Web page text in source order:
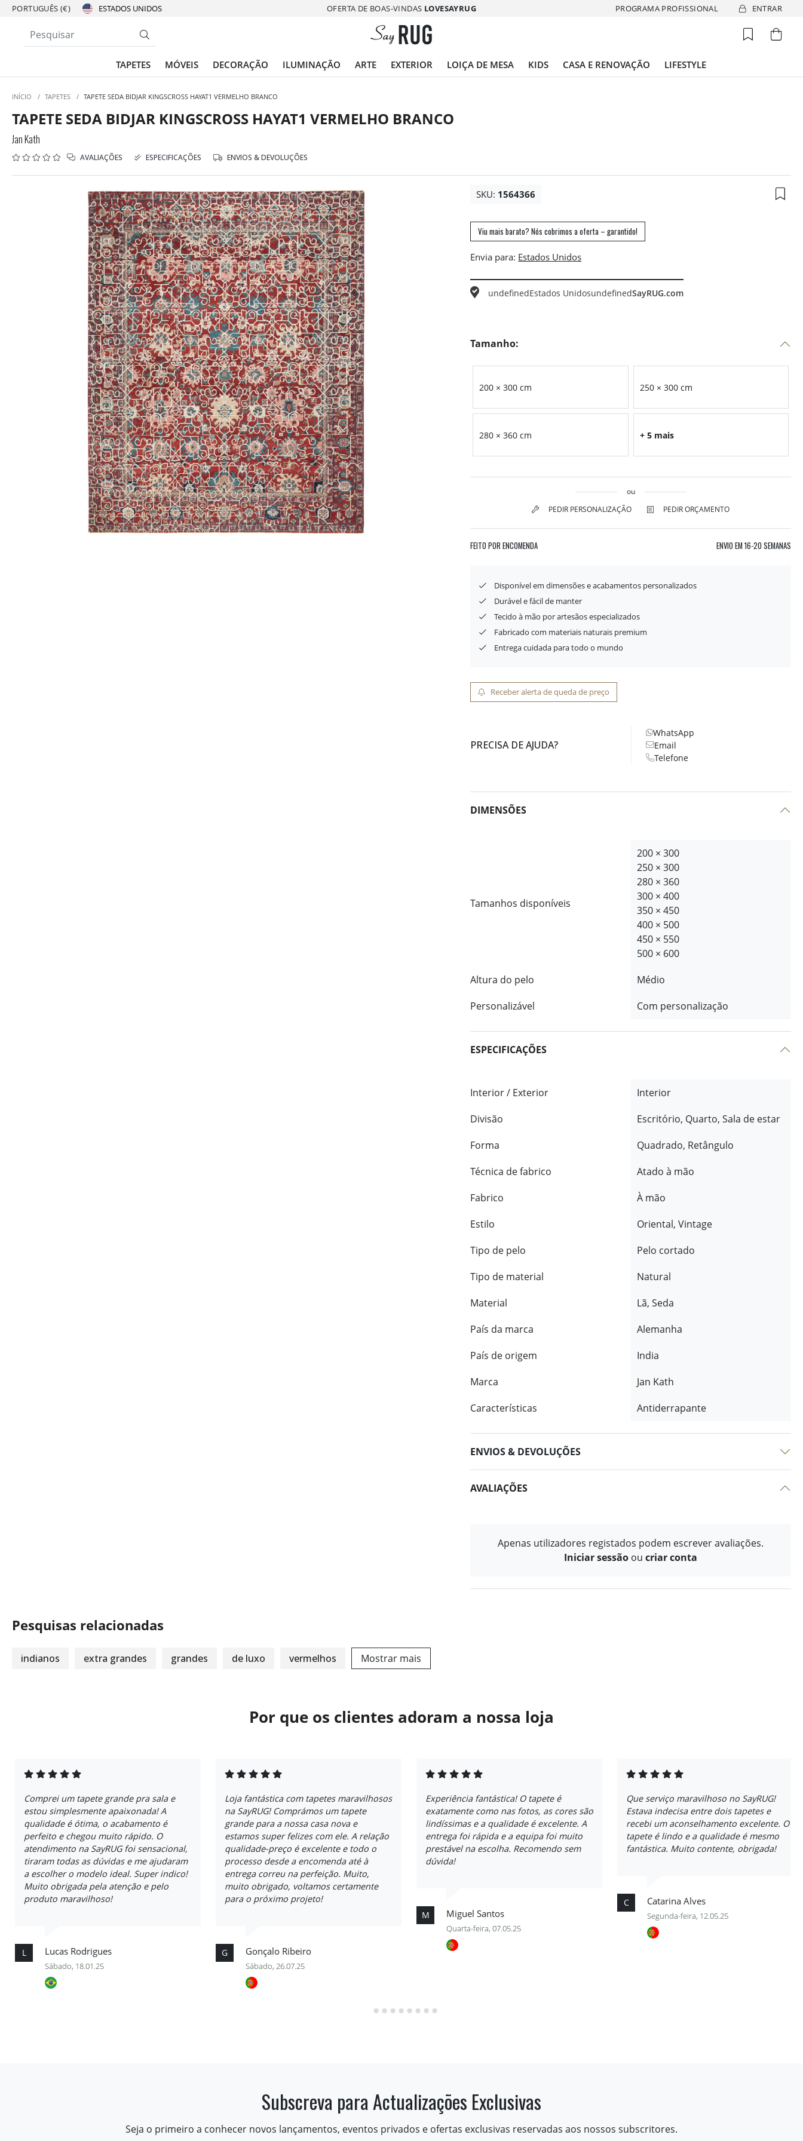
PORTUGUÊS (€) OFERTA DE BOAS-VINDAS LOVESAYRUG PROGRAMA PROFISSIONAL ENTRAR
TAPETES MÓVEIS DECORAÇÃO ILUMINAÇÃO ARTE EXTERIOR LOIÇA DE MESA KIDS CASA E RENOVAÇÃO LIFESTYLE
INÍCIO / TAPETES / TAPETE SEDA BIDJAR KINGSCROSS HAYAT1 VERMELHO BRANCO
TAPETE SEDA BIDJAR KINGSCROSS HAYAT1 VERMELHO BRANCO
Jan Kath
AVALIAÇÕES ESPECIFICAÇÕES ENVIOS & DEVOLUÇÕES
SKU: 1564366
Viu mais barato? Nós cobrimos a oferta – garantido!
Envia para:
undefinedEstados UnidosundefinedSayRUG.com
Tamanho:
200 × 300 cm 250 × 300 cm
280 × 360 cm + 5 mais
ou
PEDIR PERSONALIZAÇÃO
PEDIR ORÇAMENTO
FEITO POR ENCOMENDA ENVIO EM 16-20 SEMANAS
Disponível em dimensões e acabamentos personalizados
Durável e fácil de manter
Tecido à mão por artesãos especializados
Fabricado com materiais naturais premium
Entrega cuidada para todo o mundo
Receber alerta de queda de preço
PRECISA DE AJUDA?
WhatsApp
Email
Telefone
DIMENSÕES
Tamanhos disponíveis
200 × 300
250 × 300
280 × 360
300 × 400
350 × 450
400 × 500
450 × 550
500 × 600
Altura do pelo
Médio
Personalizável
Com personalização
ESPECIFICAÇÕES
Interior / Exterior
Interior
Divisão
Escritório, Quarto, Sala de estar
Forma
Quadrado, Retângulo
Técnica de fabrico
Atado à mão
Fabrico
À mão
Estilo
Oriental, Vintage
Tipo de pelo
Pelo cortado
Tipo de material
Natural
Material
Lã, Seda
País da marca
Alemanha
País de origem
India
Marca
Jan Kath
Características
Antiderrapante
ENVIOS & DEVOLUÇÕES
AVALIAÇÕES
Apenas utilizadores registados podem escrever avaliações.
Iniciar sessão ou criar conta
Pesquisas relacionadas
indianos extra grandes grandes de luxo vermelhos Mostrar mais
Por que os clientes adoram a nossa loja
Comprei um tapete grande pra sala e
estou simplesmente apaixonada! A
qualidade é ótima, o acabamento é
perfeito e chegou muito rápido. O
atendimento na SayRUG foi sensacional,
tiraram todas as dúvidas e me ajudaram
a escolher o modelo ideal. Super indico!
Muito obrigada pela atenção e pelo
produto maravilhoso!
L Lucas Rodrigues
Sábado, 18.01.25
Loja fantástica com tapetes maravilhosos
na SayRUG! Comprámos um tapete
grande para a nossa casa nova e
estamos super felizes com ele. A relação
qualidade-preço é excelente e todo o
processo desde a encomenda até à
entrega correu na perfeição. Muito,
muito obrigado, voltamos certamente
para o próximo projeto!
G Gonçalo Ribeiro
Sábado, 26.07.25
Experiência fantástica! O tapete é
exatamente como nas fotos, as cores são
lindíssimas e a qualidade é excelente. A
entrega foi rápida e a equipa foi muito
prestável na escolha. Recomendo sem
dúvida!
M Miguel Santos
Quarta-feira, 07.05.25
Que serviço maravilhoso no SayRUG!
Estava indecisa entre dois tapetes e
recebi um aconselhamento excelente. O
tapete é lindo e a qualidade é mesmo
fantástica. Muito contente, obrigada!
C Catarina Alves
Segunda-feira, 12.05.25
Subscreva para Actualizações Exclusivas
Seja o primeiro a conhecer novos lançamentos, eventos privados e ofertas exclusivas reservadas aos nossos subscritores.